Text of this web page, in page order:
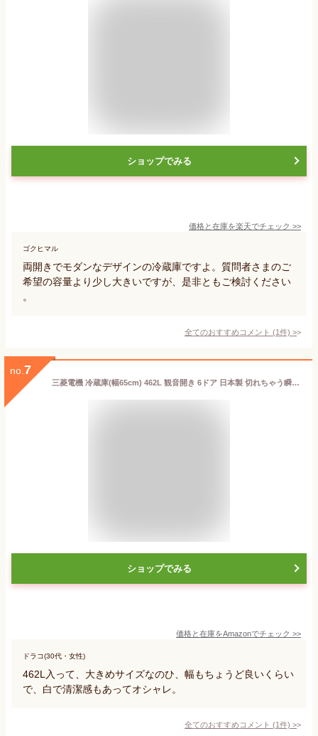
ショップでみる
価格と在庫を楽天でチェック >>
ゴクヒマル
両開きでモダンなデザインの冷蔵庫ですよ。質問者さまのご
希望の容量より少し大きいですが、是非ともご検討ください
。
全てのおすすめコメント (1件) >
no. 7
三菱電機 冷蔵庫(幅65cm) 462L 観音開き 6ドア 日本製 切れちゃう瞬冷凍 コンパクト大容量 MR-R46E-W
ショップでみる
価格と在庫をAmazonでチェック >>
ドラコ(30代・女性)
462L入って、大きめサイズなのひ、幅もちょうど良いくらい
で、白で清潔感もあってオシャレ。
全てのおすすめコメント (1件) >